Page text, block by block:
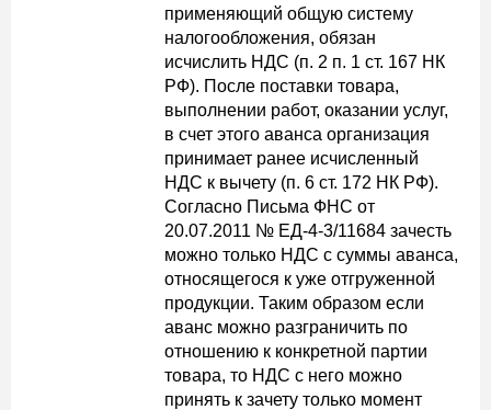
применяющий общую систему
налогообложения, обязан
исчислить НДС (п. 2 п. 1 ст. 167 НК
РФ). После поставки товара,
выполнении работ, оказании услуг,
в счет этого аванса организация
принимает ранее исчисленный
НДС к вычету (п. 6 ст. 172 НК РФ).
Согласно Письма ФНС от
20.07.2011 № ЕД-4-3/11684 зачесть
можно только НДС с суммы аванса,
относящегося к уже отгруженной
продукции. Таким образом если
аванс можно разграничить по
отношению к конкретной партии
товара, то НДС с него можно
принять к зачету только момент